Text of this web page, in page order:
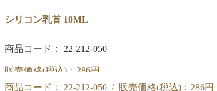
シリコン乳首 10ML
商品コード： 22-212-050
販売価格(税込)： 286円
商品コード： 22-212-050 / 販売価格(税込)： 286円